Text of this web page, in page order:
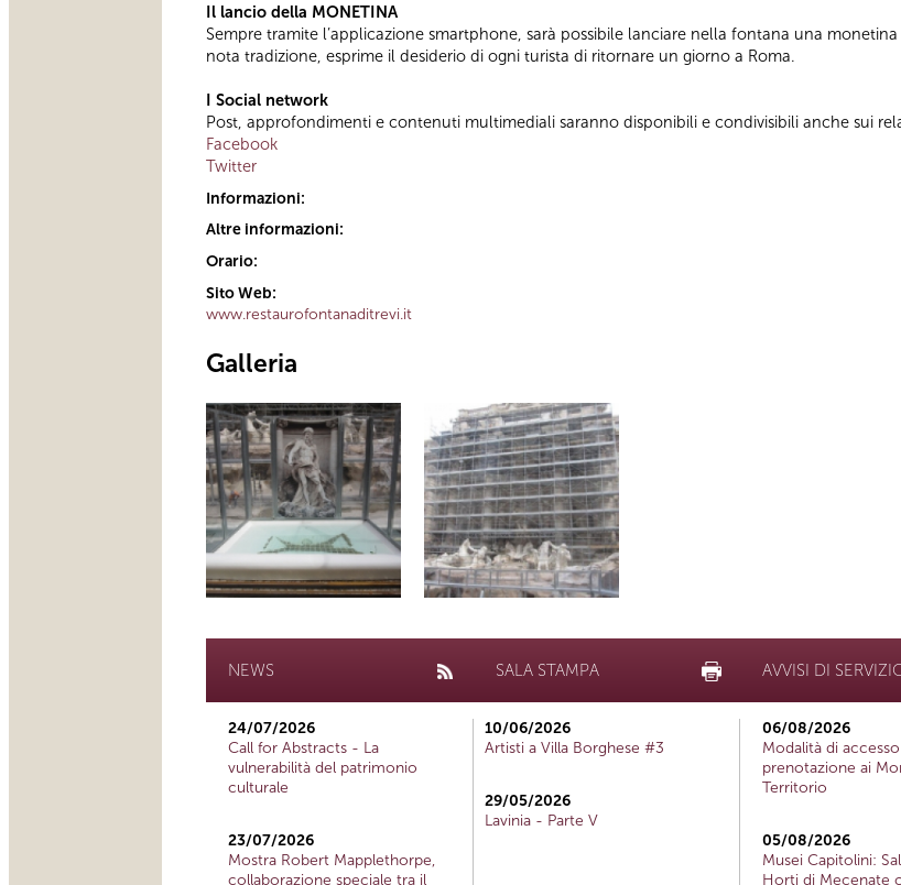
Il lancio della MONETINA
Sempre tramite l’applicazione smartphone, sarà possibile lanciare nella fontana una
nota tradizione, esprime il desiderio di ogni turista di ritornare un giorno a Roma.
I Social network
Post, approfondimenti e contenuti multimediali saranno disponibili e condivisibili anche sui
Facebook
Twitter
Informazioni:
Altre informazioni:
Orario:
Sito Web:
www.restaurofontanaditrevi.it
Galleria
NEWS
24/07/2026
Call for Abstracts - La
vulnerabilità del patrimonio
culturale
23/07/2026
Mostra Robert Mapplethorpe,
collaborazione speciale tra il
SALA STAMPA
10/06/2026
Artisti a Villa Borghese #3
29/05/2026
Lavinia - Parte V
AVVISI DI
06/08/2026
Modalità di
prenotazione ai
Territorio
05/08/2026
Musei Capitolini:
Horti di Mecenate